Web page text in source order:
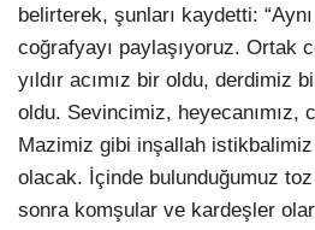
belirterek, şunları kaydetti:
coğrafyayı paylaşıyoruz. Ortak
yıldır acımız bir oldu, derdimiz
oldu. Sevincimiz, heyecanımız,
Mazimiz gibi inşallah
olacak. İçinde bulunduğumuz toz
sonra komşular ve kardeşler